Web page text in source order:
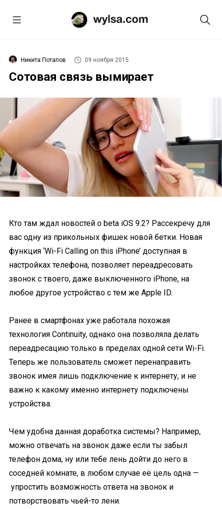
Никита Потапов 09 ноября 2015
Сотовая связь вымирает
Кто там ждал новостей о beta iOS 9.2? Рассекречу для
вас одну из прикольных фишек новой бетки. Новая
функция ‘Wi-Fi Calling on this iPhone’ доступная в
настройках телефона, позволяет переадресовать
звонок с твоего, даже выключенного iPhone, на
любое другое устройство с тем же Apple ID.
Ранее в смартфонах уже работала похожая
технология Continuity, однако она позволяла делать
переадресацию только в пределах одной сети Wi-Fi.
Теперь же пользователь сможет перенаправить
звонок имея лишь подключение к интернету, и не
важно к какому именно интернету подключены
устройства.
Чем удобна данная доработка системы? Например,
можно отвечать на звонок даже если ты забыл
телефон дома, ну или тебе лень дойти до него в
соседней комнате, в любом случае её цель одна —
упростить возможность ответа на звонок и
потворствовать чьей-то лени.